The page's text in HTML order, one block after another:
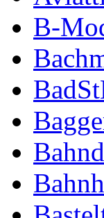
B-